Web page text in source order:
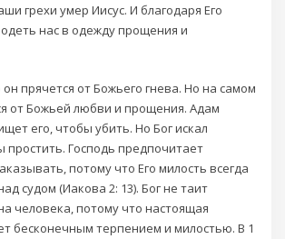
грехи умер Иисус. И благодаря Его
одеть нас в одежду прощения и
прячется от Божьего гнева. Но на самом
от Божьей любви и прощения. Адам
его, чтобы убить. Но Бог искал
простить. Господь предпочитает
потому что Его милость всегда
судом (Иакова 2: 13). Бог не таит
человека, потому что настоящая
бесконечным терпением и милостью. В 1